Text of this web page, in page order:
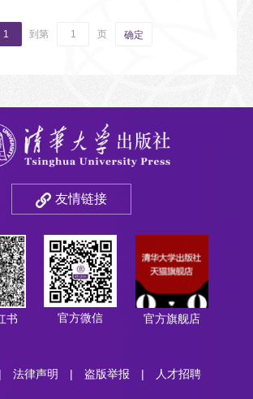
1 到第 页 确定
友情链接
书 官方微信 官方旗舰店
| 法律声明 | 盗版举报 | 人才招聘